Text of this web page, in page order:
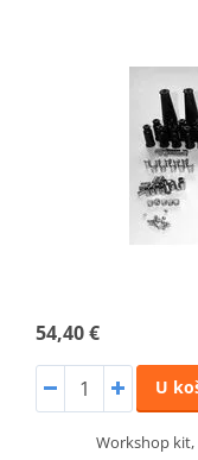
54,40 €
U
Workshop